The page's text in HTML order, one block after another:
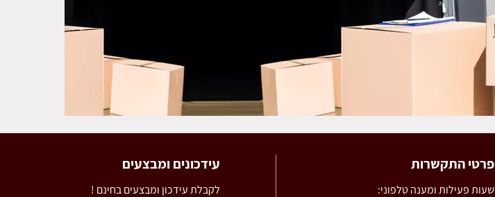
פרטי התקשרות
שעות פעילות ומענה טלפוני:
עידכונים ומבצעים
לקבלת עידכון ומבצעים בחינם !